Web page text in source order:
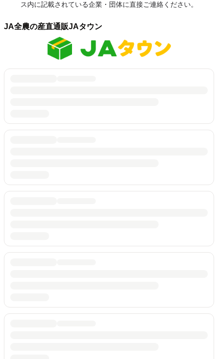
ス内に記載されている企業・団体に直接ご連絡ください。
JA全農の産直通販JAタウン